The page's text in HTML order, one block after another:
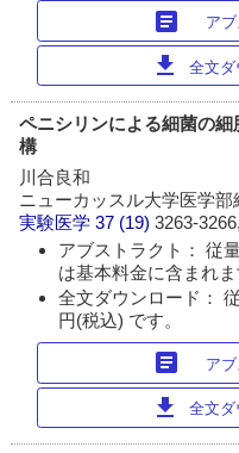
article ア
download 全文ダ
ペニシリンによる細菌の
構
川合良和
ニューカッスル大学医学
実験医学 37 (19)3263-
アブストラクト： 従
は基本料金に含まれま
全文ダウンロード：
円(税込) です。
article ア
download 全文ダ